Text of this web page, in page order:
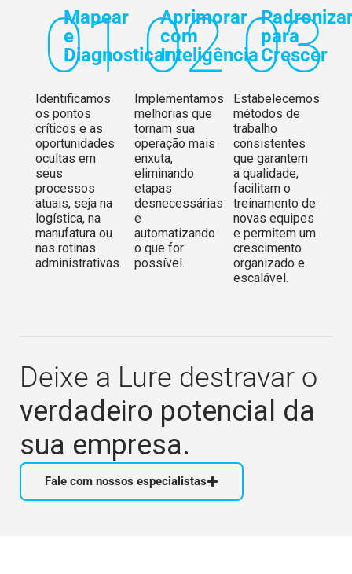
01
Mapear
e
Diagnosticar
Identificamos
os pontos
críticos e as
oportunidades
ocultas em
seus
processos
atuais, seja na
logística, na
manufatura ou
nas rotinas
administrativas.
02
Aprimorar
com
Inteligência
Implementamos
melhorias que
tornam sua
operação mais
enxuta,
eliminando
etapas
desnecessárias
e
automatizando
o que for
possível.
03
para
Crescer
Estabelecemos
métodos de
trabalho
consistentes
que garantem
a qualidade,
facilitam o
treinamento de
novas equipes
e permitem um
crescimento
organizado e
escalável.
Deixe a Lure destravar o
verdadeiro potencial da
sua empresa.
Fale com nossos especialistas